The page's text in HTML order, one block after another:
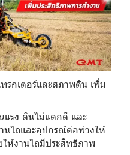
รกเตอร์และสภาพดิน เพิ่ม
แรง ดินไม่แตกดี และ
านไถและอุปกรณ์ต่อพ่วงให้
ห้งานไถมีประสิทธิภาพ